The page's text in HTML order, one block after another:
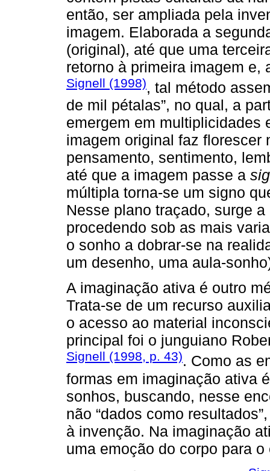
então, ser ampliada pela
imagem. Elaborada a
(original), até que uma
retorno à primeira imagem
Signell (1998), tal método
de mil pétalas”, no qual, a
emergem em multiplicidades
imagem original faz florescer
pensamento, sentimento,
até que a imagem passe a
múltipla torna-se um signo
Nesse plano traçado, surge
procedendo sob as mais
o sonho a dobrar-se na
um desenho, uma aula-
A imaginação ativa é outro
Trata-se de um recurso
o acesso ao material
principal foi o junguiano
Signell (1998, p. 43). Como as
formas em imaginação ativa
sonhos, buscando, nesse
não “dados como
à invenção. Na imaginação
uma emoção do corpo para